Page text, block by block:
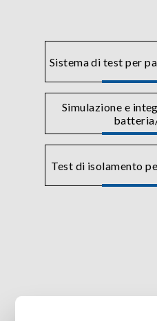
Sistema di test per
Simulazione e
Test di isolamento